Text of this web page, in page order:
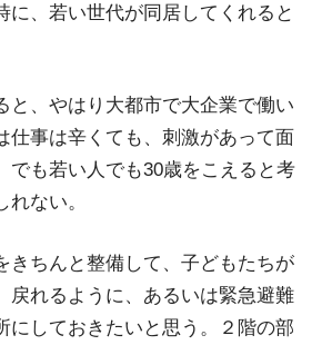
に、若い世代が同居してくれると
と、やはり大都市で大企業で働い
仕事は辛くても、刺激があって面
でも若い人でも30歳をこえると考
ない。
きちんと整備して、子どもたちが
戻れるように、あるいは緊急避難
にしておきたいと思う。２階の部